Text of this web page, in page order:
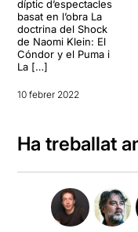
díptic d’espectacles
basat en l’obra La
doctrina del Shock
de Naomi Klein: El
Cóndor y el Puma i
La […]
10 febrer 2022
Ha treballat